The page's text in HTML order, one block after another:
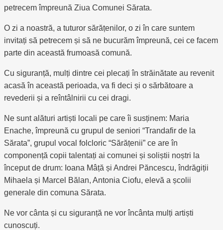
petrecem împreună Ziua Comunei Sărata.
O zi a noastră, a tuturor sărățenilor, o zi în care suntem
invitați să petrecem și să ne bucurăm împreună, cei ce facem
parte din această frumoasă comună.
Cu siguranță, mulți dintre cei plecați în străinătate au revenit
acasă în această perioada, va fi deci și o sărbătoare a
revederii și a reîntâlnirii cu cei dragi.
Ne sunt alături artiști locali pe care îi susținem: Maria
Enache, împreună cu grupul de seniori “Trandafir de la
Sărata”, grupul vocal folcloric “Sărățenii” ce are în
componență copii talentați ai comunei și soliștii noștri la
început de drum: Ioana Mâță și Andrei Păncescu, îndrăgiții
Mihaela și Marcel Bălan, Antonia Ciofu, elevă a școlii
generale din comuna Sărata.
Ne vor cânta și cu siguranță ne vor încânta mulți artiști
cunoscuți.